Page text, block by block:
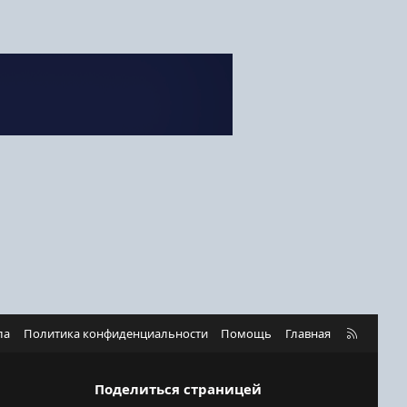
Политика конфиденциальности Помощь Главная
R
Поделиться страницей